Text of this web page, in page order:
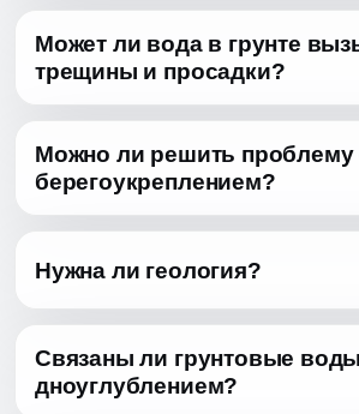
Может ли вода в грунте
трещины и просадки?
Можно ли решить проблему
берегоукреплением?
Нужна ли геология?
Связаны ли грунтовые
дноуглублением?